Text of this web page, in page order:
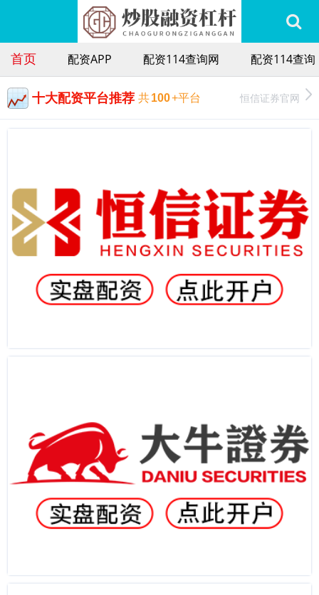
首页 配资APP 配资114查询网 配资114查询
十大配资平台推荐 共100+平台 恒信证券官网